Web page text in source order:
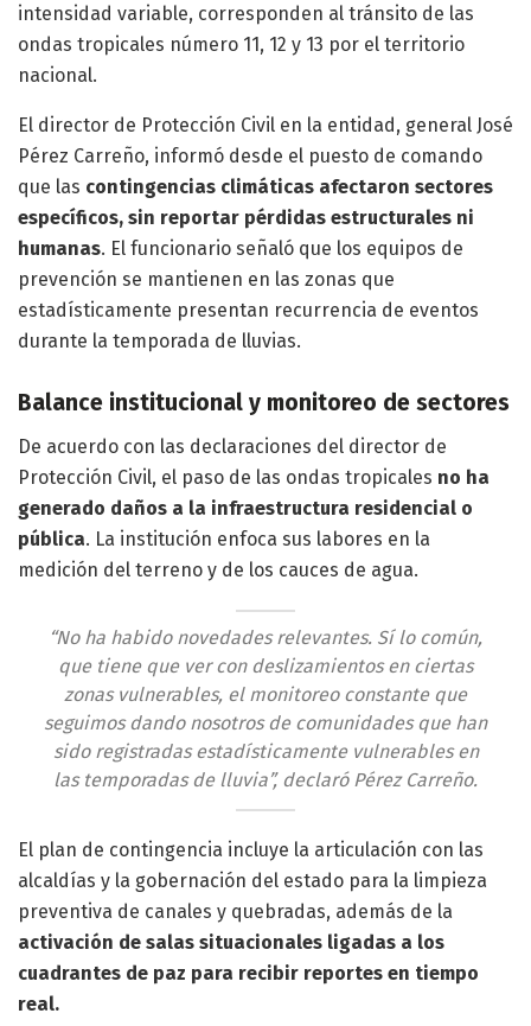
intensidad variable, corresponden al tránsito de las
ondas tropicales número 11, 12 y 13 por el territorio
nacional.
El director de Protección Civil en la entidad, general José
Pérez Carreño, informó desde el puesto de comando
que las contingencias climáticas afectaron sectores
específicos, sin reportar pérdidas estructurales ni
humanas. El funcionario señaló que los equipos de
prevención se mantienen en las zonas que
estadísticamente presentan recurrencia de eventos
durante la temporada de lluvias.
Balance institucional y monitoreo de sectores
De acuerdo con las declaraciones del director de
Protección Civil, el paso de las ondas tropicales no ha
generado daños a la infraestructura residencial o
pública. La institución enfoca sus labores en la
medición del terreno y de los cauces de agua.
“No ha habido novedades relevantes. Sí lo común,
que tiene que ver con deslizamientos en ciertas
zonas vulnerables, el monitoreo constante que
seguimos dando nosotros de comunidades que han
sido registradas estadísticamente vulnerables en
las temporadas de lluvia”, declaró Pérez Carreño.
El plan de contingencia incluye la articulación con las
alcaldías y la gobernación del estado para la limpieza
preventiva de canales y quebradas, además de la
activación de salas situacionales ligadas a los
cuadrantes de paz para recibir reportes en tiempo
real.